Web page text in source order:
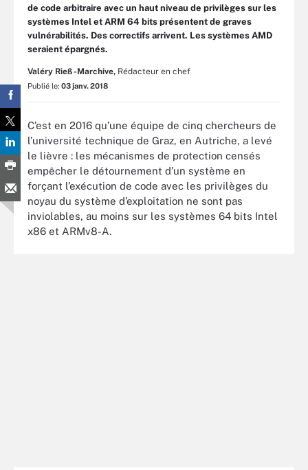
de code arbitraire avec un haut niveau de privilèges sur les
systèmes Intel et ARM 64 bits présentent de graves
vulnérabilités. Des correctifs arrivent. Les systèmes AMD
seraient épargnés.
Valéry Rieß-Marchive, Rédacteur en chef
Publié le: 03 janv. 2018
C’est en 2016 qu’une équipe de cinq chercheurs de
l’université technique de Graz, en Autriche, a levé
le lièvre : les mécanismes de protection censés
empêcher le détournement d’un système en
forçant l’exécution de code avec les privilèges du
noyau du système d’exploitation ne sont pas
inviolables, au moins sur les systèmes 64 bits Intel
x86 et ARMv8-A.